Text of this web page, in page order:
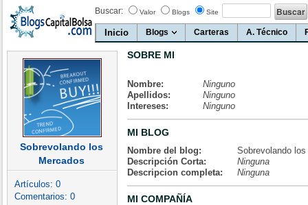
Buscar: Valor Blogs Site
Inicio Blogs Carteras A. Técnico
Sobrevolando los
Mercados
Artículos: 0
Comentarios: 0
SOBRE MI
Nombre:
Ninguno
Apellidos:
Ninguno
Intereses:
Ninguno
MI BLOG
Nombre del blog:
Sobrevolando
Descripción Corta:
Ninguna
Descripcion completa:
Ninguna
MI COMPAÑÍA